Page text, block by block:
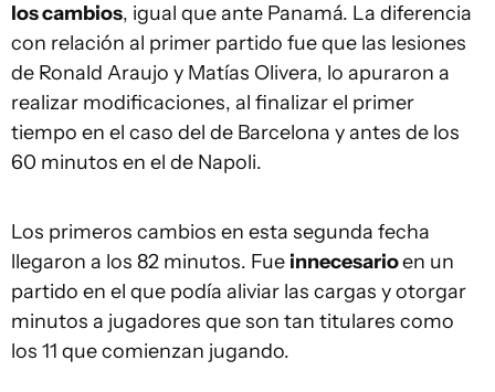
los cambios, igual que ante Panamá. La diferencia
con relación al primer partido fue que las lesiones
de Ronald Araujo y Matías Olivera, lo apuraron a
realizar modificaciones, al finalizar el primer
tiempo en el caso del de Barcelona y antes de los
60 minutos en el de Napoli.
Los primeros cambios en esta segunda fecha
llegaron a los 82 minutos. Fue innecesarioen un
partido en el que podía aliviar las cargas y otorgar
minutos a jugadores que son tan titulares como
los 11 que comienzan jugando.